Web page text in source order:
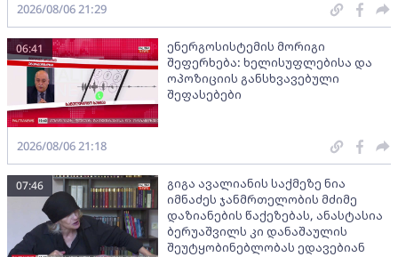
2026/08/06 21:29
ენერგოსისტემის მორიგი
შეფერხება: ხელისუფლებისა და
ოპოზიციის განსხვავებული
შეფასებები
06:41
2026/08/06 21:18
გიგა ავალიანის საქმეზე ნია
იმნაძეს ჯანმრთელობის მძიმე
დაზიანების წაქეზებას, ანასტასია
ბერუაშვილს კი დანაშაულის
შეუტყობინებლობას ედავებიან
07:46